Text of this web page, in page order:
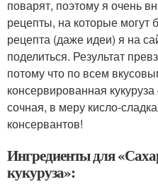
поварят, поэтому я очень
рецепты, на которые могут
рецепта (даже идеи) я на
поделиться. Результат
потому что по всем
консервированная
сочная, в меру кисло-
консервантов!
Ингредиенты для
кукуруза»: